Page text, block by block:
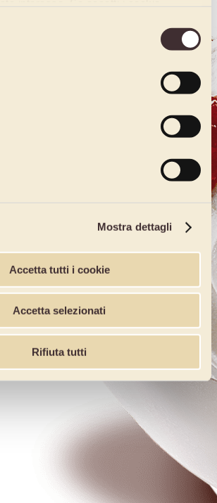
Mostra dettagli
Accetta tutti i cookie
Accetta selezionati
Rifiuta tutti